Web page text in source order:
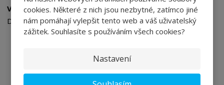
cookies. Některé z nich jsou nezbytné, zatímco jiné
nám pomáhají vylepšit tento web a váš uživatelský
zážitek. Souhlasíte s používáním všech cookies?
Nastavení
č
e
n
o
ž
s
o
ž
s
Vodouředitelná saténově matná lazura
Další odstíny viz níže
Jak používat produkty